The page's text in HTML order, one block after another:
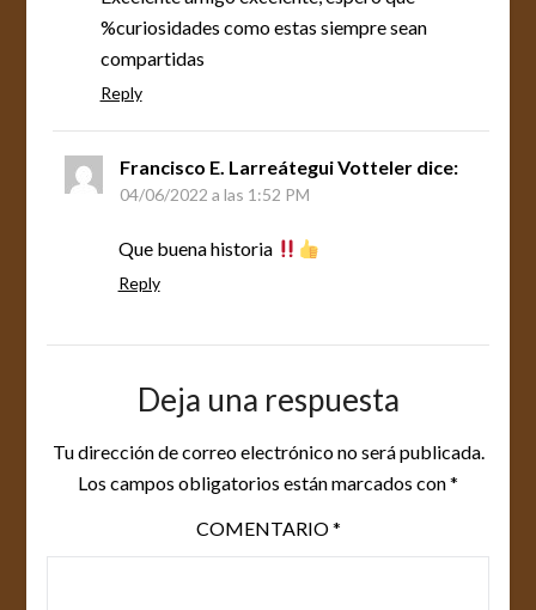
%curiosidades como estas siempre sean
compartidas
Reply
Francisco E. Larreátegui Votteler dice:
04/06/2022 a las 1:52 PM
Que buena historia
Reply
Deja una respuesta
Tu dirección de correo electrónico no será publicada.
Los campos obligatorios están marcados con*
COMENTARIO*